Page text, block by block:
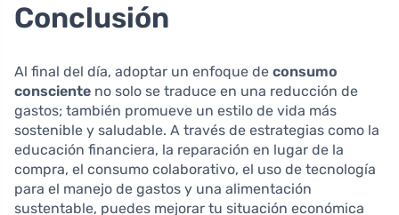
Conclusión
Al final del día, adoptar un enfoque de consumo
consciente no solo se traduce en una reducción de
gastos; también promueve un estilo de vida más
sostenible y saludable. A través de estrategias como la
educación financiera, la reparación en lugar de la
compra, el consumo colaborativo, el uso de tecnología
para el manejo de gastos y una alimentación
sustentable, puedes mejorar tu situación económica